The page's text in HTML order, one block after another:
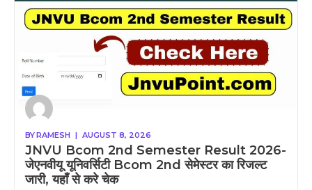
BYRAMESH | AUGUST 8, 2026
JNVU Bcom 2nd Semester Result 2026-
जेएनवीयू यूनिवर्सिटी Bcom 2nd सेमेस्टर का रिजल्ट
जारी, यहाँ से करे चेक